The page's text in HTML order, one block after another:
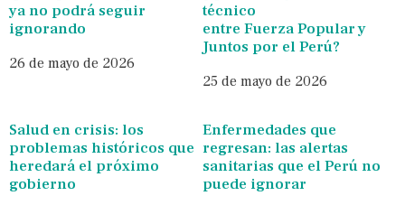
ya no podrá seguir
ignorando
26 de mayo de 2026
técnico
entre Fuerza Popular y
Juntos por el Perú?
25 de mayo de 2026
Salud en crisis: los
problemas históricos que
heredará el próximo
gobierno
Enfermedades que
regresan: las alertas
sanitarias que el Perú no
puede ignorar